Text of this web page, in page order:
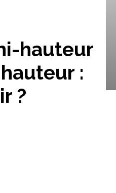
tv
hauteur
:
?